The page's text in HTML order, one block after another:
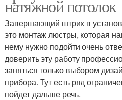
натяжной потолок
Завершающий штрих в
это монтаж люстры, которая
нему нужно подойти очень
доверить эту работу
заняться только выбором
прибора. Тут есть ряд
пойдет дальше речь.